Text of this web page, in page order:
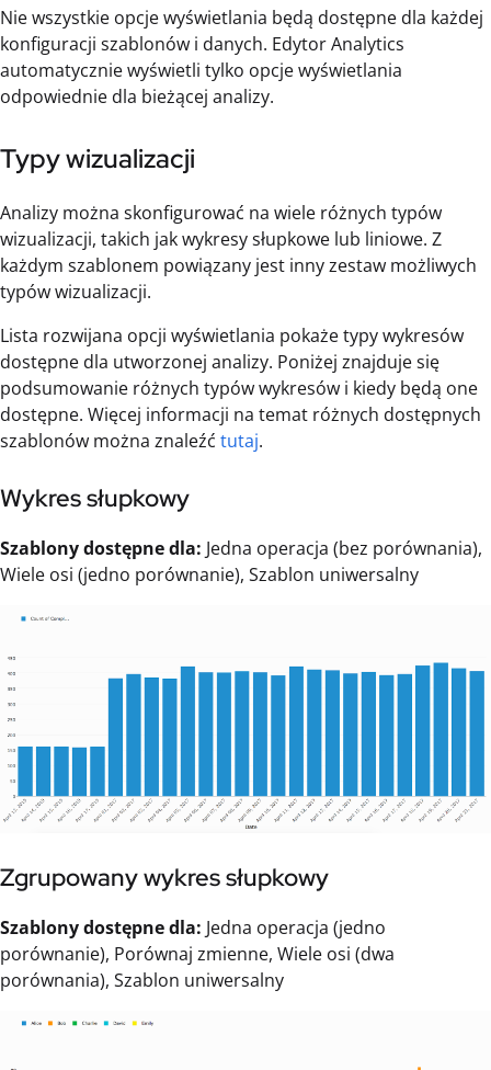
Nie wszystkie opcje wyświetlania będą dostępne dla każdej
konfiguracji szablonów i danych. Edytor Analytics
automatycznie wyświetli tylko opcje wyświetlania
odpowiednie dla bieżącej analizy.
Typy wizualizacji
Analizy można skonfigurować na wiele różnych typów
wizualizacji, takich jak wykresy słupkowe lub liniowe. Z
każdym szablonem powiązany jest inny zestaw możliwych
typów wizualizacji.
Lista rozwijana opcji wyświetlania pokaże typy wykresów
dostępne dla utworzonej analizy. Poniżej znajduje się
podsumowanie różnych typów wykresów i kiedy będą one
dostępne. Więcej informacji na temat różnych dostępnych
szablonów można znaleźć tutaj.
Wykres słupkowy
Szablony dostępne dla: Jedna operacja (bez porównania),
Wiele osi (jedno porównanie), Szablon uniwersalny
Zgrupowany wykres słupkowy
Szablony dostępne dla: Jedna operacja (jedno
porównanie), Porównaj zmienne, Wiele osi (dwa
porównania), Szablon uniwersalny